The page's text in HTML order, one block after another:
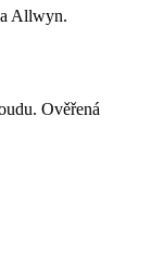
Allwyn.
Ověřená